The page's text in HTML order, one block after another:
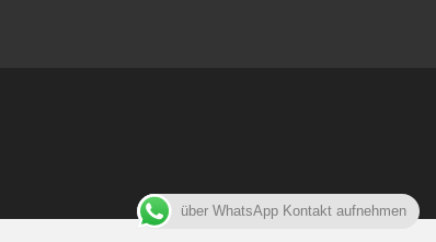
über WhatsApp Kontakt aufnehmen